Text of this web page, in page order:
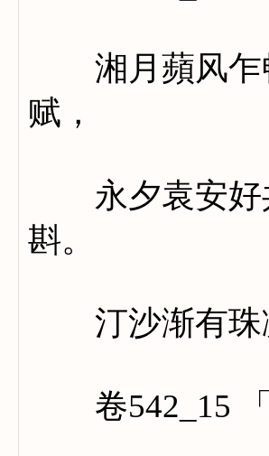
湘月蘋风乍
赋，
永夕袁安好
斟。
汀沙渐有珠
卷542_15 「